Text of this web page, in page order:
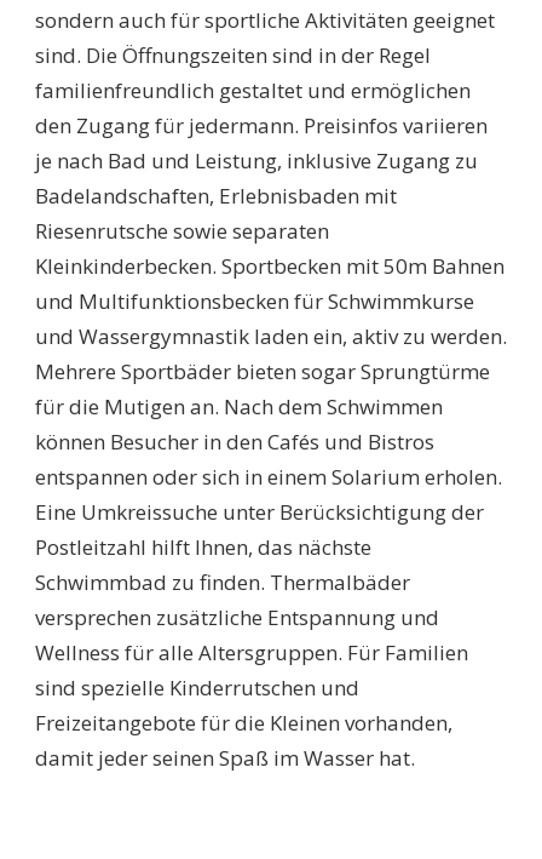
sondern auch für sportliche Aktivitäten geeignet
sind. Die Öffnungszeiten sind in der Regel
familienfreundlich gestaltet und ermöglichen
den Zugang für jedermann. Preisinfos variieren
je nach Bad und Leistung, inklusive Zugang zu
Badelandschaften, Erlebnisbaden mit
Riesenrutsche sowie separaten
Kleinkinderbecken. Sportbecken mit 50m Bahnen
und Multifunktionsbecken für Schwimmkurse
und Wassergymnastik laden ein, aktiv zu werden.
Mehrere Sportbäder bieten sogar Sprungtürme
für die Mutigen an. Nach dem Schwimmen
können Besucher in den Cafés und Bistros
entspannen oder sich in einem Solarium erholen.
Eine Umkreissuche unter Berücksichtigung der
Postleitzahl hilft Ihnen, das nächste
Schwimmbad zu finden. Thermalbäder
versprechen zusätzliche Entspannung und
Wellness für alle Altersgruppen. Für Familien
sind spezielle Kinderrutschen und
Freizeitangebote für die Kleinen vorhanden,
damit jeder seinen Spaß im Wasser hat.